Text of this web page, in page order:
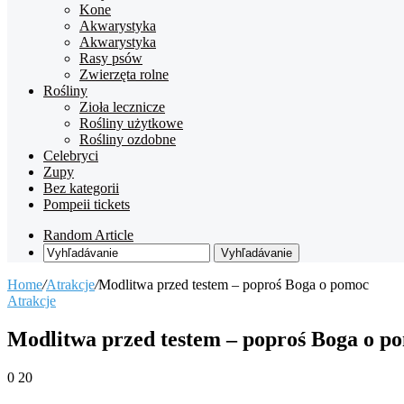
Kone
Akwarystyka
Akwarystyka
Rasy psów
Zwierzęta rolne
Rośliny
Zioła lecznicze
Rośliny użytkowe
Rośliny ozdobne
Celebryci
Zupy
Bez kategorii
Pompeii tickets
Random Article
Vyhľadávanie
Home/Atrakcje/Modlitwa przed testem – poproś Boga o pomoc
Atrakcje
Modlitwa przed testem – poproś Boga o
0 20